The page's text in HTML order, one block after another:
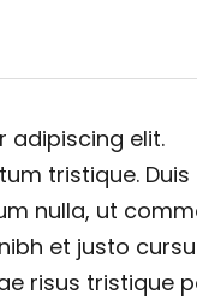
adipiscing elit.
tristique. Duis
nulla, ut
et justo
risus tristique